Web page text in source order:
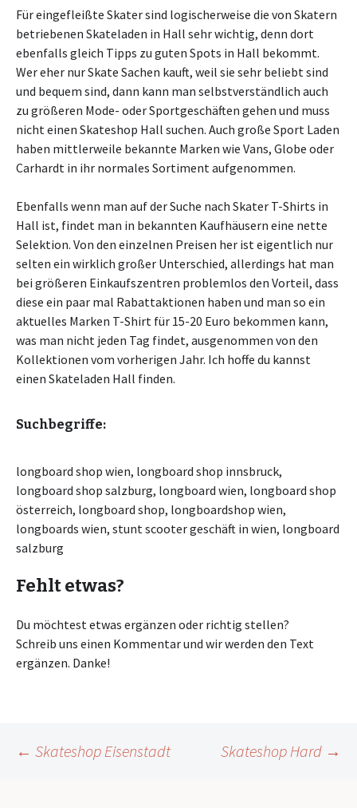
Für eingefleißte Skater sind logischerweise die von Skatern
betriebenen Skateladen in Hall sehr wichtig, denn dort
ebenfalls gleich Tipps zu guten Spots in Hall bekommt.
Wer eher nur Skate Sachen kauft, weil sie sehr beliebt sind
und bequem sind, dann kann man selbstverständlich auch
zu größeren Mode- oder Sportgeschäften gehen und muss
nicht einen Skateshop Hall suchen. Auch große Sport Laden
haben mittlerweile bekannte Marken wie Vans, Globe oder
Carhardt in ihr normales Sortiment aufgenommen.
Ebenfalls wenn man auf der Suche nach Skater T-Shirts in
Hall ist, findet man in bekannten Kaufhäusern eine nette
Selektion. Von den einzelnen Preisen her ist eigentlich nur
selten ein wirklich großer Unterschied, allerdings hat man
bei größeren Einkaufszentren problemlos den Vorteil, dass
diese ein paar mal Rabattaktionen haben und man so ein
aktuelles Marken T-Shirt für 15-20 Euro bekommen kann,
was man nicht jeden Tag findet, ausgenommen von den
Kollektionen vom vorherigen Jahr. Ich hoffe du kannst
einen Skateladen Hall finden.
Suchbegriffe:
longboard shop wien, longboard shop innsbruck,
longboard shop salzburg, longboard wien, longboard shop
österreich, longboard shop, longboardshop wien,
longboards wien, stunt scooter geschäft in wien, longboard
salzburg
Fehlt etwas?
Du möchtest etwas ergänzen oder richtig stellen?
Schreib uns einen Kommentar und wir werden den Text
ergänzen. Danke!
Beitragsnavigation
← Skateshop Eisenstadt Skateshop Hard →